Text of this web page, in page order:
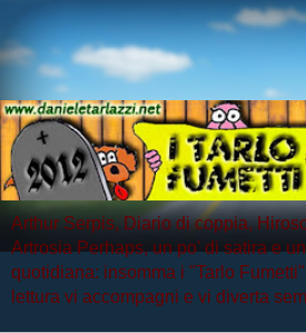
Arthur Serpis, Diario di coppia,
Artrosia Perhaps, un po' di satira e
quotidiana: insomma i "Tarlo
lettura vi accompagni e vi diverta